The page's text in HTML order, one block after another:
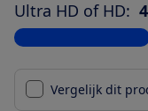
Ultra HD of HD:
Bekijk alle
Vergelijk dit